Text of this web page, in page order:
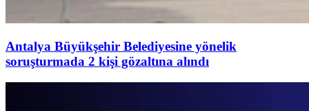
Antalya Büyükşehir Belediyesine yönelik
soruşturmada 2 kişi gözaltına alındı